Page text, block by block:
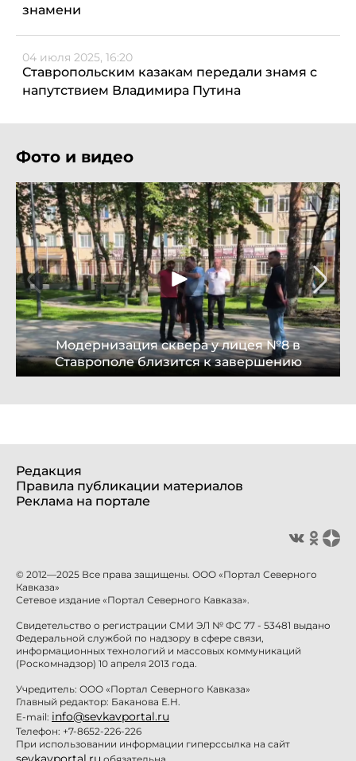
знамени
04 июля 2025, 16:20
Ставропольским казакам передали знамя с
напутствием Владимира Путина
Фото и видео
Модернизация сквера у лицея №8 в
Ставрополе близится к завершению
Редакция
Правила публикации материалов
Реклама на портале
© 2012—2025 Все права защищены. ООО «Портал Северного
Кавказа»
Сетевое издание «Портал Северного Кавказа».
Свидетельство о регистрации СМИ ЭЛ № ФС 77 - 53481 выдано
Федеральной службой по надзору в сфере связи,
информационных технологий и массовых коммуникаций
(Роскомнадзор) 10 апреля 2013 года.
Учредитель: ООО «Портал Северного Кавказа»
Главный редактор: Баканова Е.Н.
E-mail: info@sevkavportal.ru
Телефон: +7-8652-226-226
При использовании информации гиперссылка на сайт